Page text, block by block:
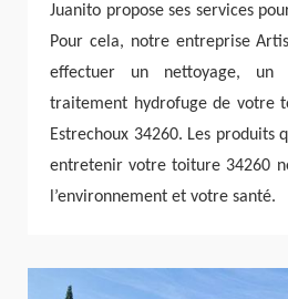
Juanito propose ses services
Pour cela, notre entreprise
effectuer un nettoyage, un
traitement hydrofuge de votre
Estrechoux 34260. Les produits
entretenir votre toiture 34260
l’environnement et votre santé.